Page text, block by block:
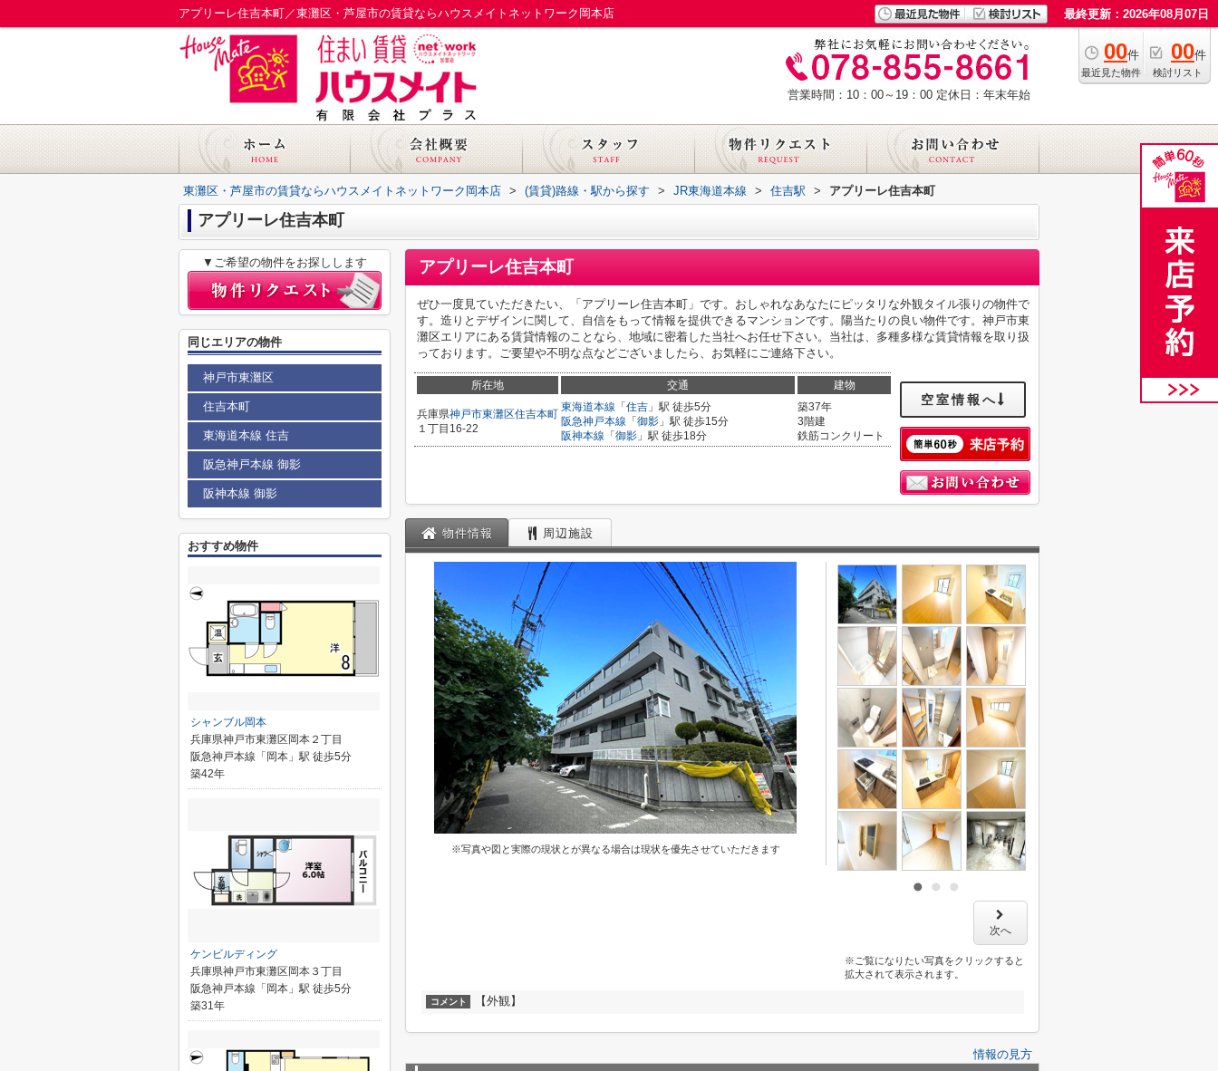
アプリーレ住吉本町／東灘区・芦屋市の賃貸ならハウスメイトネットワーク岡本店 最終更新：2026年08月07日
00件
最近見た物件
00件
検討リスト
営業時間：10：00～19：00 定休日：年末年始
東灘区・芦屋市の賃貸ならハウスメイトネットワーク岡本店 > (賃貸)路線・駅から探す > JR東海道本線 > 住吉駅 > アプリーレ住吉本町
アプリーレ住吉本町
アプリーレ住吉本町
ぜひ一度見ていただきたい、「アプリーレ住吉本町」です。おしゃれなあなたにピッタリな外観タイル張りの物件で
す。造りとデザインに関して、自信をもって情報を提供できるマンションです。陽当たりの良い物件です。神戸市東
灘区エリアにある賃貸情報のことなら、地域に密着した当社へお任せ下さい。当社は、多種多様な賃貸情報を取り扱
っております。ご要望や不明な点などございましたら、お気軽にご連絡下さい。
所在地 交通 建物
兵庫県神戸市東灘区住吉本町
１丁目16-22
東海道本線 「 住吉 」駅 徒歩5分
阪急神戸本線 「 御影 」駅 徒歩15分
阪神本線 「 御影 」駅 徒歩18分
築37年
3階建
鉄筋コンクリート
空室情報へ
物件情報 周辺施設
※写真や図と実際の現状とが異なる場合は現状を優先させていただきます
次へ
※ご覧になりたい写真をクリックすると
拡大されて表示されます。
コメント 【外観】
情報の見方
▼ご希望の物件をお探しします
同じエリアの物件
神戸市東灘区
住吉本町
東海道本線 住吉
阪急神戸本線 御影
阪神本線 御影
おすすめ物件
シャンブル岡本
兵庫県神戸市東灘区岡本２丁目
阪急神戸本線「岡本」駅 徒歩5分
築42年
ケンビルディング
兵庫県神戸市東灘区岡本３丁目
阪急神戸本線「岡本」駅 徒歩5分
築31年